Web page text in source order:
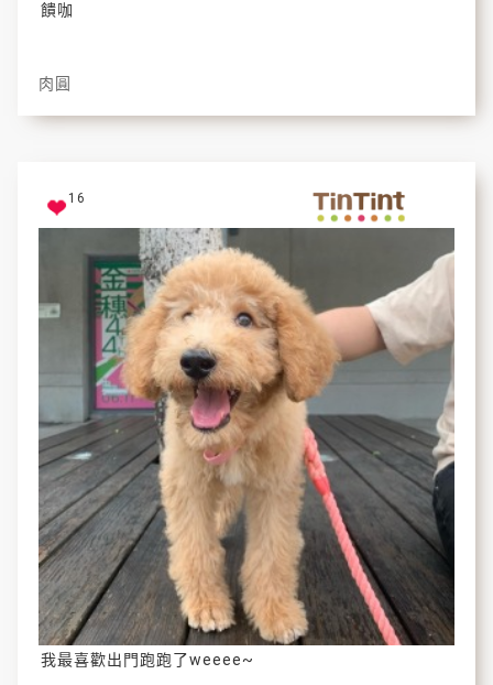
饋咖
肉圓
16
我最喜歡出門跑跑了weeee~